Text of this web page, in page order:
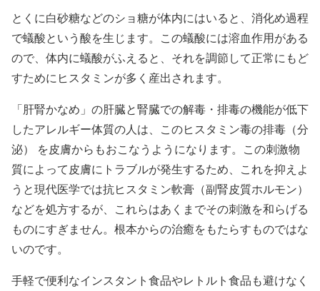
とくに白砂糖などのショ糖が体内にはいると、消化め過程
で蟻酸という酸を生じます。この蟻酸には溶血作用がある
ので、体内に蟻酸がふえると、それを調節して正常にもど
すためにヒスタミンが多く産出されます。
「肝腎かなめ」の肝臓と腎臓での解毒・排毒の機能が低下
したアレルギー体質の人は、このヒスタミン毒の排毒（分
泌） を皮膚からもおこなうようになります。この刺激物
質によって皮膚にトラブルが発生するため、これを抑えよ
うと現代医学では抗ヒスタミン軟膏（副腎皮質ホルモン）
などを処方するが、これらはあくまでその刺激を和らげる
ものにすぎません。根本からの治癒をもたらすものではな
いのです。
手軽で便利なインスタント食品やレトルト食品も避けなく